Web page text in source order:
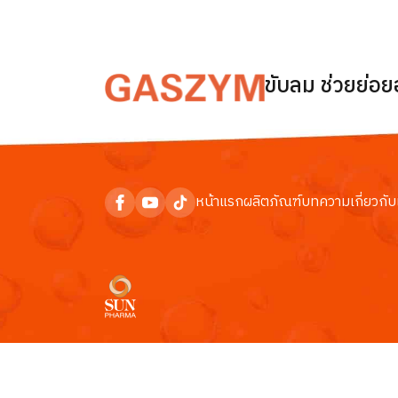
ขับลม ช่วยย่อ
หน้าแรกผลิตภัณฑ์บทความเกี่ยวกับ